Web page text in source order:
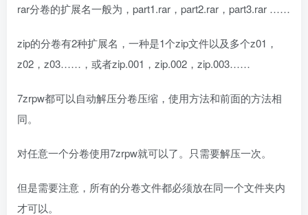
rar分卷的扩展名一般为，part1.rar，part2.rar，part3.rar ……
zip的分卷有2种扩展名，一种是1个zip文件以及多个z01，
z02，z03……，或者zip.001，zip.002，zip.003……
7zrpw都可以自动解压分卷压缩，使用方法和前面的方法相
同。
对任意一个分卷使用7zrpw就可以了。只需要解压一次。
但是需要注意，所有的分卷文件都必须放在同一个文件夹内
才可以。